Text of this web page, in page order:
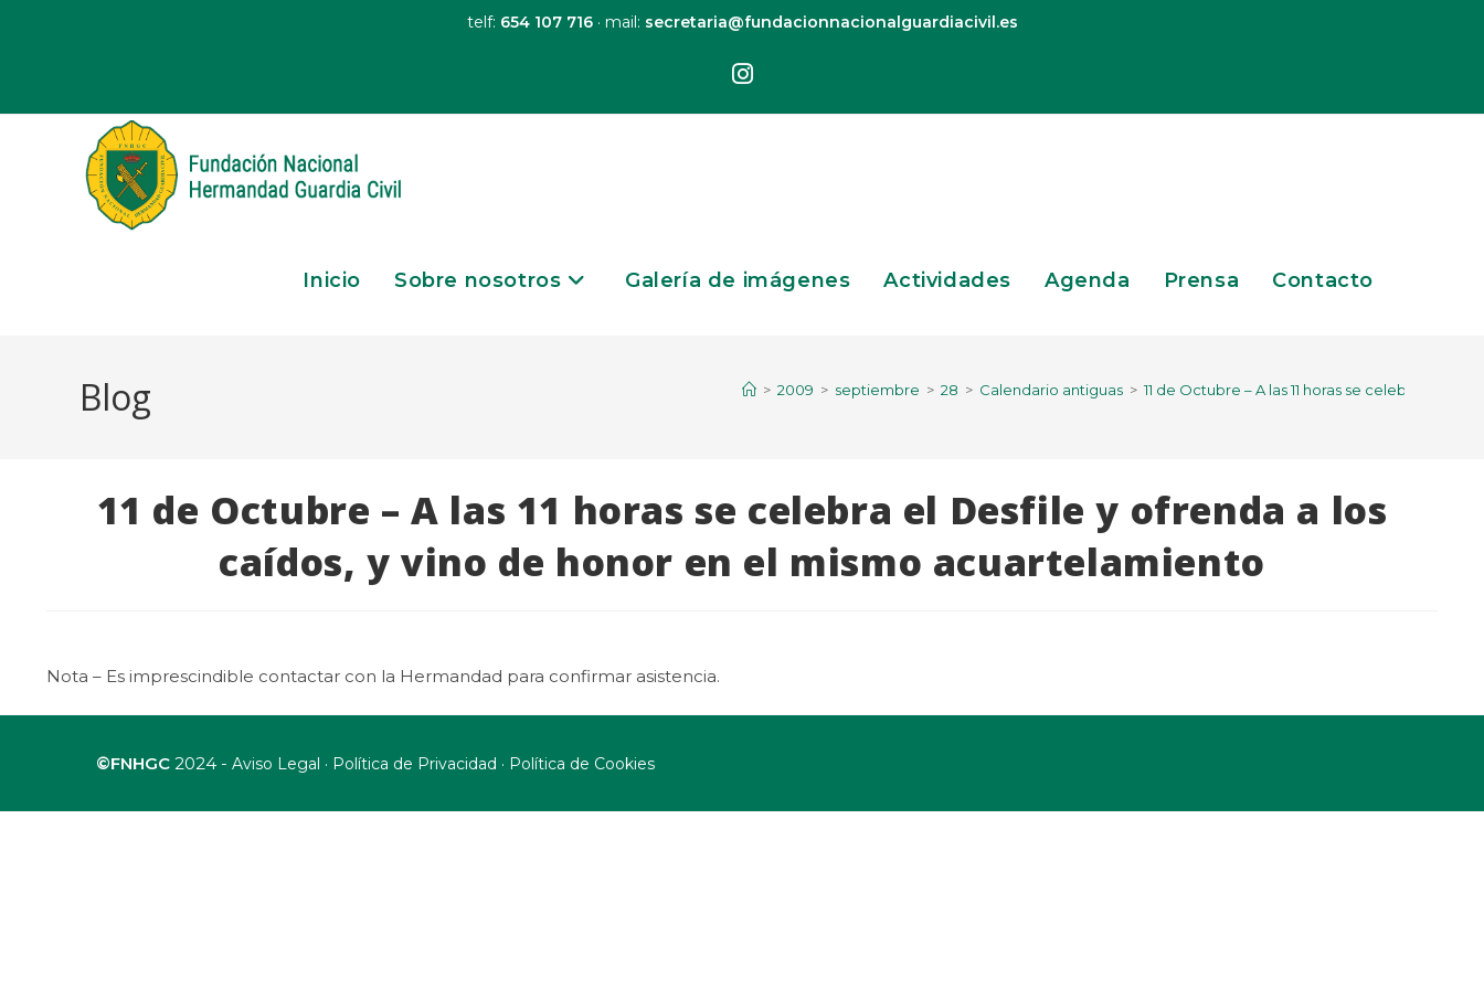
telf: 654 107 716· mail: secretaria@fundacionnacionalguardiacivil.es
Inicio Sobre nosotros Galería de imágenes Actividades Agenda Prensa Contacto
Blog > 2009 > septiembre > 28 > Calendario antiguas > 11 de Octubre – A las 11 horas se celebra el
11 de Octubre – A las 11 horas se celebra el Desfile y ofrenda a los
caídos, y vino de honor en el mismo acuartelamiento
Nota – Es imprescindible contactar con la Hermandad para confirmar asistencia.
©FNHGC 2024 - Aviso Legal · Política de Privacidad · Política de Cookies